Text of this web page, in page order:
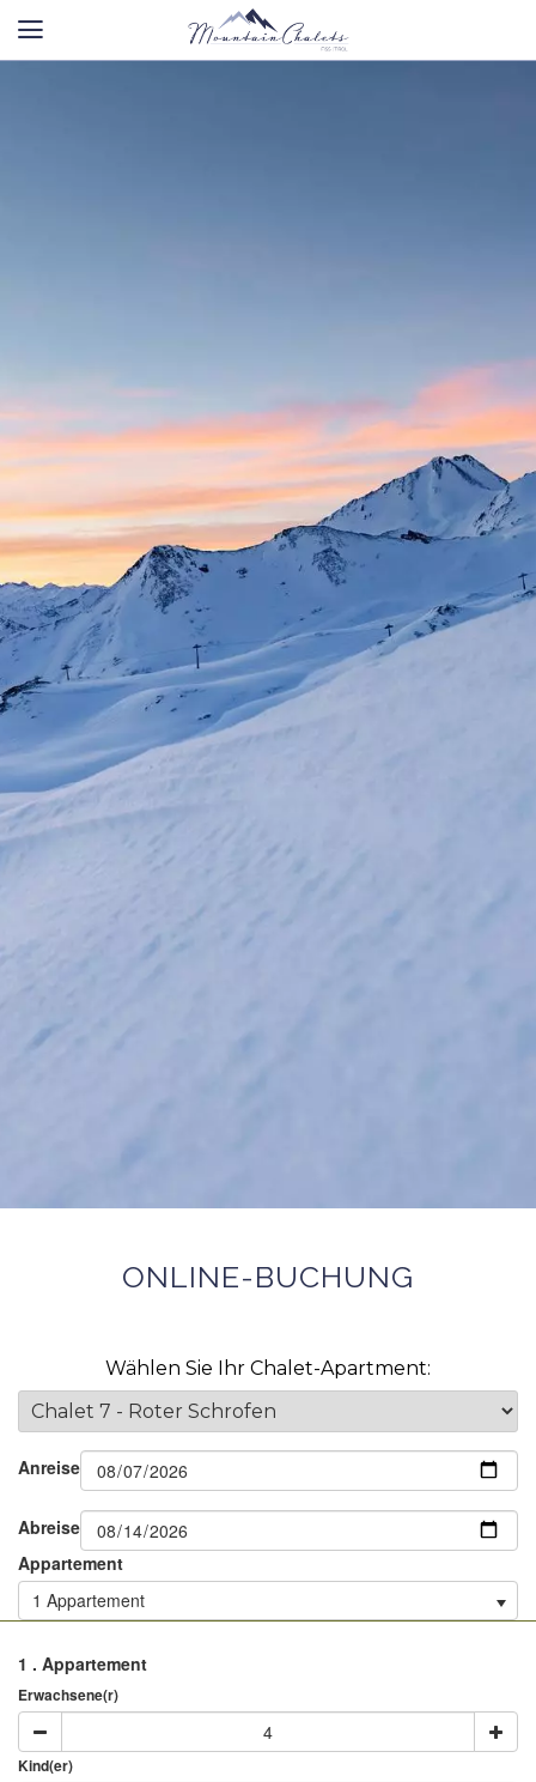
ONLINE-BUCHUNG
Wählen Sie Ihr Chalet-Apartment:
Anreise
Abreise
Appartement
1 Appartement
1 . Appartement
Erwachsene(r)
Kind(er)